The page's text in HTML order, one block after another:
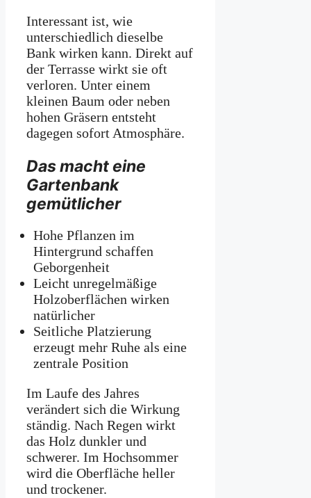
Interessant ist, wie
unterschiedlich dieselbe
Bank wirken kann. Direkt auf
der Terrasse wirkt sie oft
verloren. Unter einem
kleinen Baum oder neben
hohen Gräsern entsteht
dagegen sofort Atmosphäre.
Das macht eine
Gartenbank
gemütlicher
Hohe Pflanzen im
Hintergrund schaffen
Geborgenheit
Leicht unregelmäßige
Holzoberflächen wirken
natürlicher
Seitliche Platzierung
erzeugt mehr Ruhe als eine
zentrale Position
Im Laufe des Jahres
verändert sich die Wirkung
ständig. Nach Regen wirkt
das Holz dunkler und
schwerer. Im Hochsommer
wird die Oberfläche heller
und trockener.